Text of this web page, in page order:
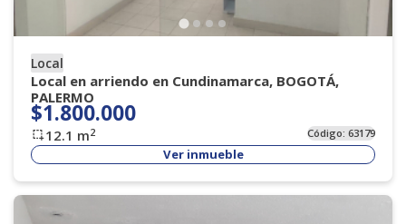
Local
Local en arriendo en Cundinamarca, BOGOTÁ,
PALERMO
$1.800.000
12.1 m2 Código:63179
Ver inmueble